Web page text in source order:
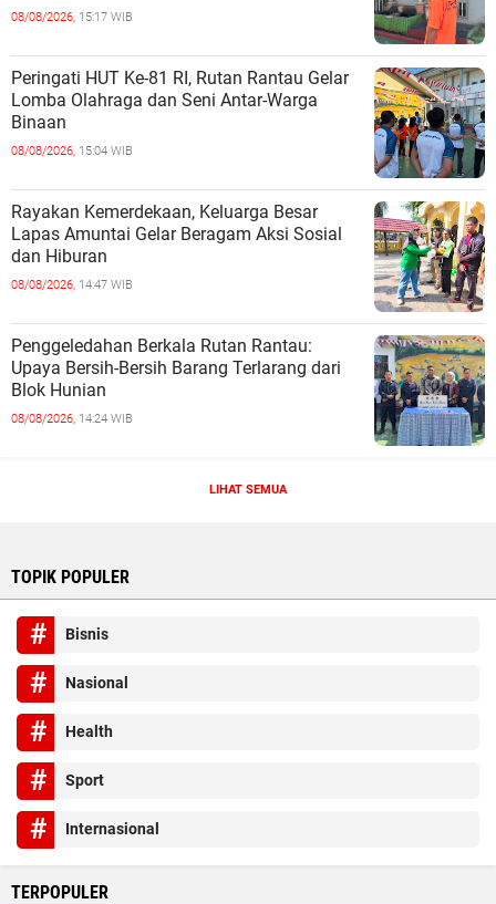
08/08/2026, 15:17 WIB
Peringati HUT Ke-81 RI, Rutan Rantau Gelar
Lomba Olahraga dan Seni Antar-Warga
Binaan
08/08/2026, 15:04 WIB
Rayakan Kemerdekaan, Keluarga Besar
Lapas Amuntai Gelar Beragam Aksi Sosial
dan Hiburan
08/08/2026, 14:47 WIB
Penggeledahan Berkala Rutan Rantau:
Upaya Bersih-Bersih Barang Terlarang dari
Blok Hunian
08/08/2026, 14:24 WIB
LIHAT SEMUA
TOPIK POPULER
Bisnis
Nasional
Health
Sport
Internasional
TERPOPULER